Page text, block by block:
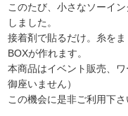
このたび、小さなソーイ
しました。
接着剤で貼るだけ。糸を
BOXが作れます。
本商品はイベント販売、
御座いません）
この機会に是非ご利用下さ